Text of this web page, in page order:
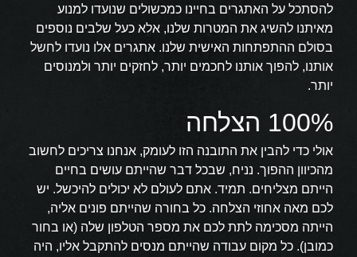
להסתכל על האתגרים בחיינו כמכשולים שנועדו למנוע
מאיתנו להשיג את המטרות שלנו, אלא כעל שלבים נוספים
בסולם ההתפתחות האישית שלנו. אתגרים אלו נועדו לחשל
אותנו, להפוך אותנו לחכמים יותר, לחזקים יותר ולמנוסים
יותר.
100% הצלחה
אולי כדי להבין את התובנה הזו לעומק, אנחנו צריכים לחשוב
מהכיוון ההפוך. נניח, שבכל דבר שהייתם עושים בחיים
הייתם מצליחים. תמיד. אתם לעולם לא יכולים להיכשל. יש
לכם מאה אחוזי הצלחה. כל בחורה שהייתם פונים אליה,
הייתה מסכימה לתת לכם את מספר הטלפון שלה (או בחור
כמובן). כל מקום עבודה שהייתם מנסים להתקבל אליו, היה